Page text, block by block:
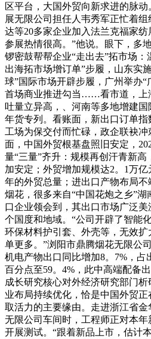
区平台，大国外贸向新求进的脉
展无限公司担任人韦秀军正忙着
达等20多家企业加入法兰克福家
参展热情很高。”他说。眼下，多
锣密鼓帮帮企业“走出去”拓市场：
出海拓市场增订单”步履，山东实
球”国际市场开辟步履，广州举办“
首场商业推进勾当……看市道，上
吐量立异高，、河南等多地增建
年货专列。看账面，新出口订单指
工场为保交付而忙碌，政企联袂冲
面，中国外贸根基盘照旧安定，
量“三量”齐升：规模再创汗青新
加安定；外贸增加规模达2。1万
年的外贸总量；进出口产物布局
烟花，很多来自“中国花炮之乡”
口企业领会到，其出口市场广泛
个国度和地域。“公司开辟了智能
环保材料护引套、外壳等，无效
单更多。”浏阳市鼎腾烟花无限公
机电产物出口同比增加8。7%，占
百分点至59。4%，此中高端配备
成长研究核心对外经济研究部门
业布局持续优化，恰是中国外贸
取活力的主要缘由。走进浙江省
无限公司车间时，工程师正对本
开展测试。“跟着新品上市，估计